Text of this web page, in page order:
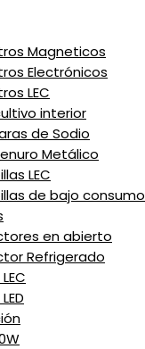
Magneticos
Electrónicos
LEC
interior
de Sodio
Metálico
LEC
de bajo consumo
en abierto
Refrigerado